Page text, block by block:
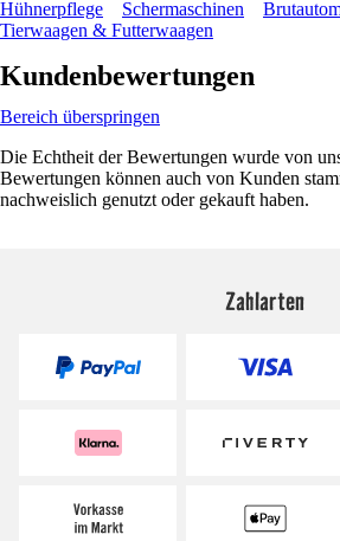
Hühnerpflege Schermaschinen
Tierwaagen & Futterwaagen
Kundenbewertungen
Bereich überspringen
Die Echtheit der Bewertungen wurde von
Bewertungen können auch von Kunden
nachweislich genutzt oder gekauft haben.
Zahlarten